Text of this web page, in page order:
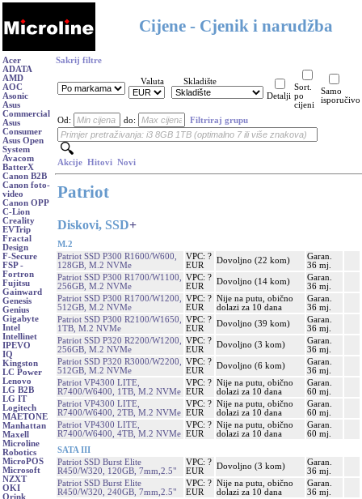
Cijene - Cjenik i narudžba
Acer
ADATA
AMD
AOC
Asonic
Asus
Commercial
Asus
Consumer
Asus Open
System
Avacom
BatterX
Canon B2B
Canon foto-
video
Canon OPP
C-Lion
Creality
EVTrip
Fractal
Design
F-Secure
FSP -
Fortron
Fujitsu
Gainward
Genesis
Genius
Gigabyte
Intel
Intellinet
IPEVO
IQ
Kingston
LC Power
Lenovo
LG B2B
LG IT
Logitech
MAETONE
Manhattan
Maxell
Microline
Robotics
MicroPOS
Microsoft
NZXT
OKI
Orink
Sakrij filtre
Valuta
Skladište
Detalji
Sort.
po
cijeni
Samo
isporučivo
Od: do: Filtriraj grupu
Akcije Hitovi Novi
Patriot
Diskovi, SSD+
M.2
Patriot SSD P300 R1600/W600,
128GB, M.2 NVMe
VPC: ?
EUR
Dovoljno (22 kom)
Garan.
36 mj.
Patriot SSD P300 R1700/W1100,
256GB, M.2 NVMe
VPC: ?
EUR
Dovoljno (14 kom)
Garan.
36 mj.
Patriot SSD P300 R1700/W1200,
512GB, M.2 NVMe
VPC: ?
EUR
Nije na putu, obično
dolazi za 10 dana
Garan.
36 mj.
Patriot SSD P300 R2100/W1650,
1TB, M.2 NVMe
VPC: ?
EUR
Dovoljno (39 kom)
Garan.
36 mj.
Patriot SSD P320 R2200/W1200,
256GB, M.2 NVMe
VPC: ?
EUR
Dovoljno (3 kom)
Garan.
36 mj.
Patriot SSD P320 R3000/W2200,
512GB, M.2 NVMe
VPC: ?
EUR
Dovoljno (6 kom)
Garan.
36 mj.
Patriot VP4300 LITE,
R7400/W6400, 1TB, M.2 NVMe
VPC: ?
EUR
Nije na putu, obično
dolazi za 10 dana
Garan.
60 mj.
Patriot VP4300 LITE,
R7400/W6400, 2TB, M.2 NVMe
VPC: ?
EUR
Nije na putu, obično
dolazi za 10 dana
Garan.
60 mj.
Patriot VP4300 LITE,
R7400/W6400, 4TB, M.2 NVMe
VPC: ?
EUR
Nije na putu, obično
dolazi za 10 dana
Garan.
60 mj.
SATA III
Patriot SSD Burst Elite
R450/W320, 120GB, 7mm,2.5"
VPC: ?
EUR
Dovoljno (3 kom)
Garan.
36 mj.
Patriot SSD Burst Elite
R450/W320, 240GB, 7mm,2.5"
VPC: ?
EUR
Nije na putu, obično
dolazi za 10 dana
Garan.
36 mj.